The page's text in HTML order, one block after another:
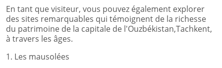
En tant que visiteur, vous pouvez également explorer
des sites remarquables qui témoignent de la richesse
du patrimoine de la capitale de l'Ouzbékistan,Tachkent,
à travers les âges.
1. Les mausolées